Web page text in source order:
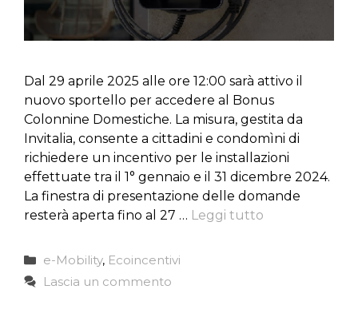
Dal 29 aprile 2025 alle ore 12:00 sarà attivo il
nuovo sportello per accedere al Bonus
Colonnine Domestiche. La misura, gestita da
Invitalia, consente a cittadini e condomìni di
richiedere un incentivo per le installazioni
effettuate tra il 1° gennaio e il 31 dicembre 2024.
La finestra di presentazione delle domande
resterà aperta fino al 27 … Leggi tutto
Categorie
e-Mobility, Ecoincentivi
Lascia un commento